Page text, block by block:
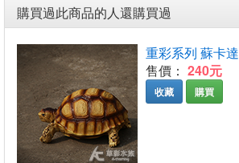
購買過此商品的人還購買過
重彩系列 蘇卡達
售價： 240元
收藏 購買